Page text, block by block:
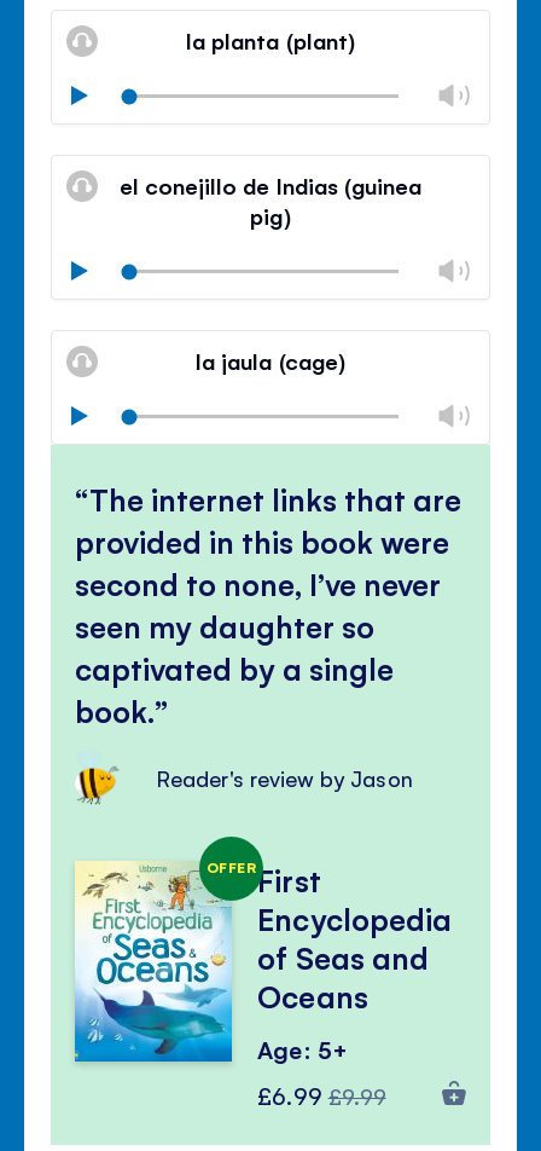
la planta (plant)
Play
Mute
Close
el conejillo de Indias (guinea
pig)
Play
Mute
Close
la jaula (cage)
Play
The internet links that are
provided in this book were
second to none, I’ve never
seen my daughter so
captivated by a single
book.
Reader's review by Jason
OFFERFirst
Encyclopedia
of Seas and
Oceans
Age: 5+
Special
£6.99 Regular
£9.99